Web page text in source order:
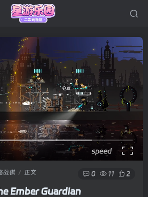
speed
战棋 正文 0 11 2
Ember Guardian